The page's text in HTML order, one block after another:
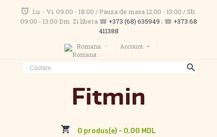
Lu. - Vi. 09:00 - 18:00 / Pauza de masa 12:00 - 13:00 / Sb.
09:00 - 13:00 Dm. Zi libera ☎ +373 (68) 635949 ; ☎ +373 68
411388
Account
Romana
0 produs(e) - 0,00 MDL